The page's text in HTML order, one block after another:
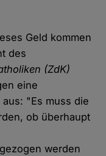
Geld kommen
des
(ZdK)
eine
"Es muss die
ob überhaupt
werden